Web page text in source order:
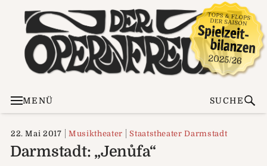
MENÜ SUCHE
22. Mai 2017 Musiktheater Staatstheater Darmstadt
Darmstadt: „Jenůfa“